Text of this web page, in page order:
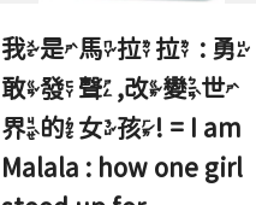
我是馬拉拉 : 勇
敢發聲,改變世
界的女孩! = I am
Malala : how one girl